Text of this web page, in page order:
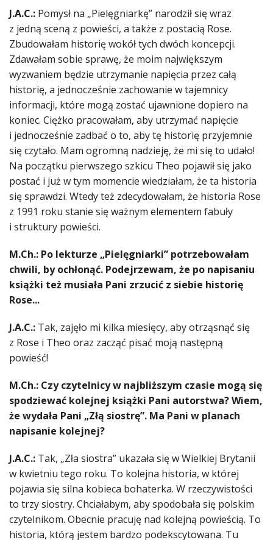
J.A.C.: Pomysł na „Pielęgniarkę” narodził się wraz
z jedną sceną z powieści, a także z postacią Rose.
Zbudowałam historię wokół tych dwóch koncepcji.
Zdawałam sobie sprawę, że moim największym
wyzwaniem będzie utrzymanie napięcia przez całą
historię, a jednocześnie zachowanie w tajemnicy
informacji, które mogą zostać ujawnione dopiero na
koniec. Ciężko pracowałam, aby utrzymać napięcie
i jednocześnie zadbać o to, aby tę historię przyjemnie
się czytało. Mam ogromną nadzieję, że mi się to udało!
Na początku pierwszego szkicu Theo pojawił się jako
postać i już w tym momencie wiedziałam, że ta historia
się sprawdzi. Wtedy też zdecydowałam, że historia Rose
z 1991 roku stanie się ważnym elementem fabuły
i struktury powieści.
M.Ch.: Po lekturze „Pielęgniarki” potrzebowałam
chwili, by ochłonąć. Podejrzewam, że po napisaniu
książki też musiała Pani zrzucić z siebie historię
Rose...
J.A.C.: Tak, zajęło mi kilka miesięcy, aby otrząsnąć się
z Rose i Theo oraz zacząć pisać moją następną
powieść!
M.Ch.: Czy czytelnicy w najbliższym czasie mogą się
spodziewać kolejnej książki Pani autorstwa?Wiem,
że wydała Pani „Złą siostrę”. Ma Pani w planach
napisanie kolejnej?
J.A.C.: Tak, „Zła siostra” ukazała się w Wielkiej Brytanii
w kwietniu tego roku. To kolejna historia, w której
pojawia się silna kobieca bohaterka. W rzeczywistości
to trzy siostry. Chciałabym, aby spodobała się polskim
czytelnikom. Obecnie pracuję nad kolejną powieścią. To
historia, którą jestem bardzo podekscytowana. Tu